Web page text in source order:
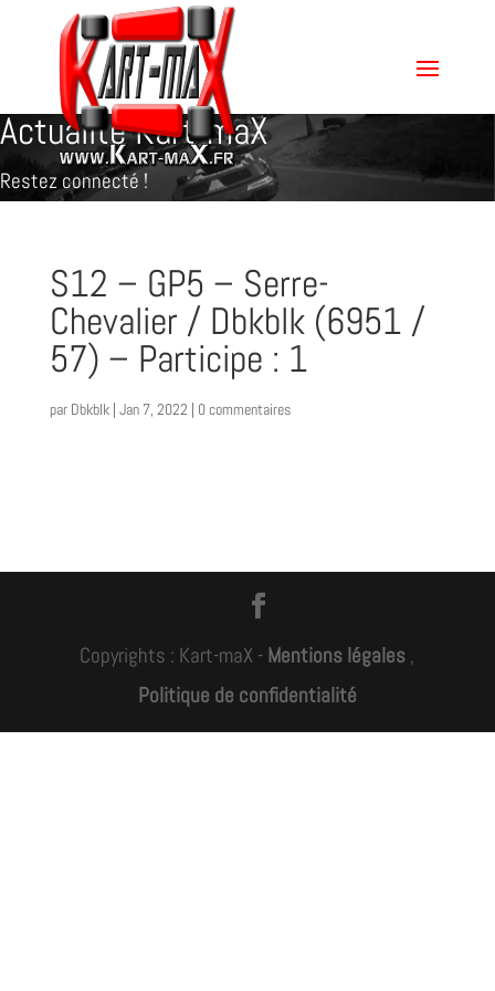
Actualité Kart-maX
Restez connecté !
S12 – GP5 – Serre-
Chevalier / Dbkblk (6951 /
57) – Participe : 1
par Dbkblk| Jan 7, 2022 | 0 commentaires
Copyrights : Kart-maX - Mentions légales ,
Politique de confidentialité